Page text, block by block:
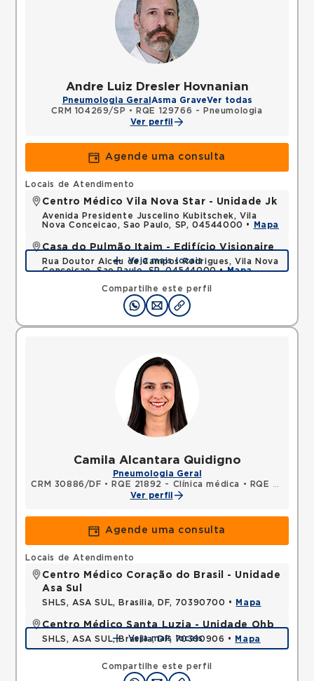
Andre Luiz Dresler Hovnanian
Pneumologia Geral Asma GraveVer todas
CRM 104269/SP •
RQE 129766 - Pneumologia
Ver perfil
Agende uma consulta
Compartilhe este perfil
Locais de Atendimento
Centro Médico Vila Nova Star - Unidade Jk
Avenida Presidente Juscelino Kubitschek, Vila
Nova Conceicao, Sao Paulo, SP, 04544000 •
Mapa
Casa do Pulmão Itaim - Edifício Visionaire
Rua Doutor Alceu de Campos Rodrigues, Vila Nova
Conceicao, Sao Paulo, SP, 04544000 •Mapa
Veja mais locais
Camila Alcantara Quidigno
Pneumologia Geral
CRM 30886/DF • RQE 21892 - Clínica médica •
RQE 24580 - Pneumologia
Ver perfil
Agende uma consulta
Compartilhe este perfil
Locais de Atendimento
Centro Médico Coração do Brasil - Unidade
Asa Sul
SHLS, ASA SUL, Brasilia, DF, 70390700 • Mapa
Centro Médico Santa Luzia - Unidade Ohb
SHLS, ASA SUL, Brasilia, DF, 70390906 • Mapa
Veja mais locais